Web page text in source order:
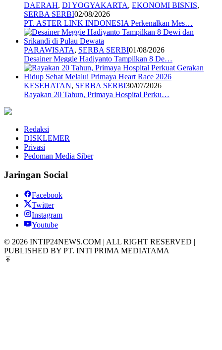
DAERAH, DI YOGYAKARTA, EKONOMI BISNIS,
SERBA SERBI02/08/2026
PT. ASTER LINK INDONESIA Perkenalkan Mes…
PARAWISATA, SERBA SERBI01/08/2026
Desainer Meggie Hadiyanto Tampilkan 8 De…
KESEHATAN, SERBA SERBI30/07/2026
Rayakan 20 Tahun, Primaya Hospital Perku…
Redaksi
DISKLEMER
Privasi
Pedoman Media Siber
Jaringan Social
Facebook
Twitter
Instagram
Youtube
© 2026 INTIP24NEWS.COM | ALL RIGHT RESERVED |
PUBLISHED BY PT. INTI PRIMA MEDIATAMA